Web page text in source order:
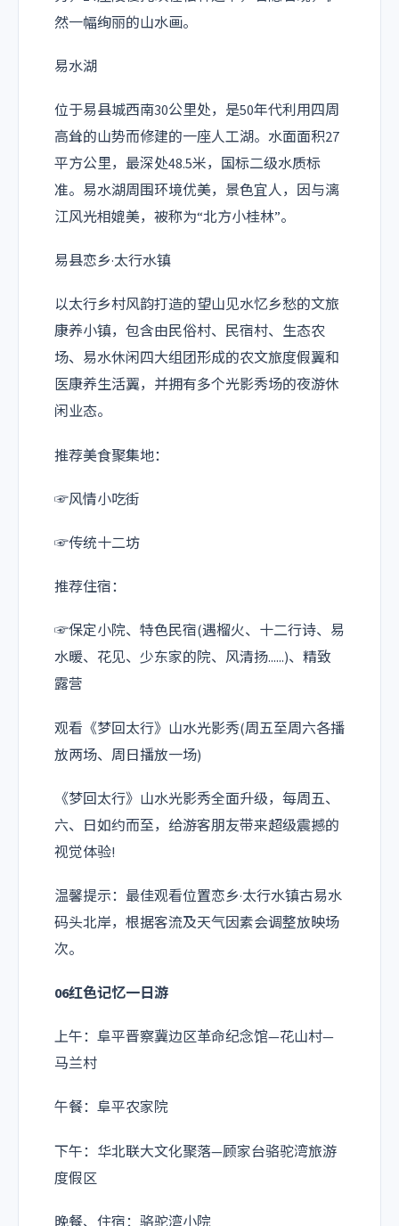
然一幅绚丽的山水画。
易水湖
位于易县城西南30公里处，是50年代利用四周
高耸的山势而修建的一座人工湖。水面面积27
平方公里，最深处48.5米，国标二级水质标
准。易水湖周围环境优美，景色宜人，因与漓
江风光相媲美，被称为“北方小桂林”。
易县恋乡·太行水镇
以太行乡村风韵打造的望山见水忆乡愁的文旅
康养小镇，包含由民俗村、民宿村、生态农
场、易水休闲四大组团形成的农文旅度假翼和
医康养生活翼，并拥有多个光影秀场的夜游休
闲业态。
推荐美食聚集地：
☞风情小吃街
☞传统十二坊
推荐住宿：
☞保定小院、特色民宿(遇榴火、十二行诗、易
水暖、花见、少东家的院、风清扬......)、精致
露营
观看《梦回太行》山水光影秀(周五至周六各播
放两场、周日播放一场)
《梦回太行》山水光影秀全面升级，每周五、
六、日如约而至，给游客朋友带来超级震撼的
视觉体验!
温馨提示：最佳观看位置恋乡·太行水镇古易水
码头北岸，根据客流及天气因素会调整放映场
次。
06红色记忆一日游
上午：阜平晋察冀边区革命纪念馆—花山村—
马兰村
午餐：阜平农家院
下午：华北联大文化聚落—顾家台骆驼湾旅游
度假区